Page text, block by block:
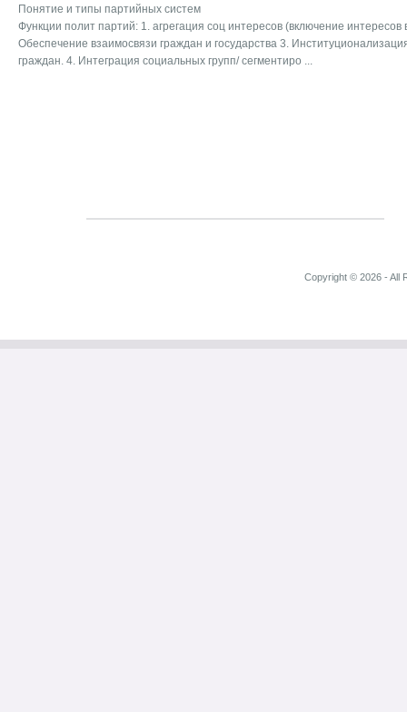
Понятие и типы партийных систем
Функции полит партий: 1. агрегация соц интересов (включение интересов
Обеспечение взаимосвязи граждан и государства 3.
граждан. 4. Интеграция социальных групп/ сегментиро ...
Copyright © 2026 - All